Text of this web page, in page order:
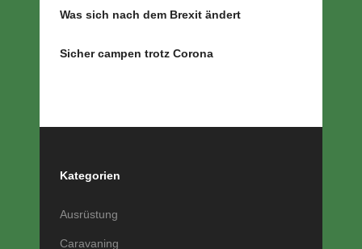
Was sich nach dem Brexit ändert
Sicher campen trotz Corona
Kategorien
Ausrüstung
Caravaning